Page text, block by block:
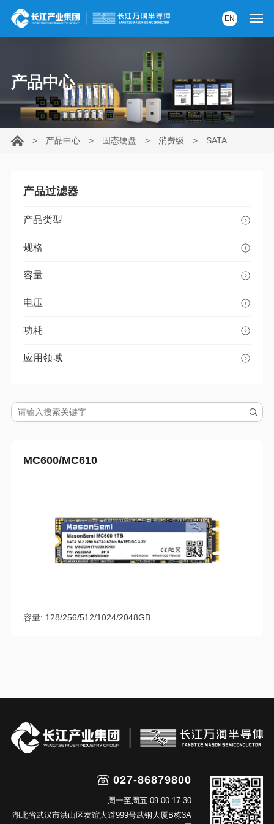
产品中心
解决方案
服务支持
内部AI助手
EN
产品中心
> 产品中心> 固态硬盘 > 消费级 > SATA
产品过滤器
产品类型
规格
容量
电压
功耗
应用领域
MC600/MC610
容量: 128/256/512/1024/2048GB
027-86879800
周一至周五 09:00-17:30
湖北省武汉市洪山区友谊大道999号武钢大厦B栋3A